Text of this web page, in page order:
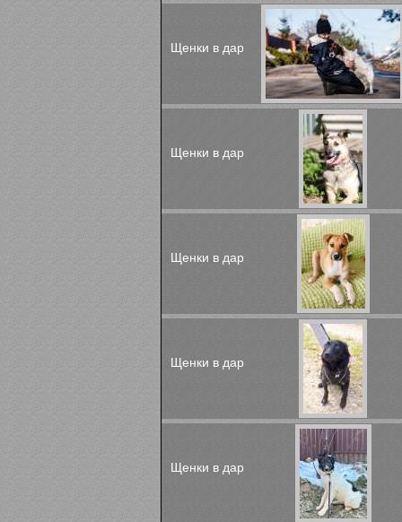
Щенки в дар
Щенки в дар
Щенки в дар
Щенки в дар
Щенки в дар